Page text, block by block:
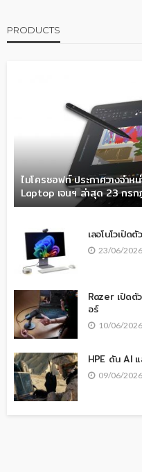
PRODUCTS
ไมโครซอฟท์ ประกาศวางจำ
Laptop เจนฯ ล่าสุด 23 กรก
เลอโนโวเปิด
23/06/2026
Razer เปิดตั
อร์
10/06/2026
HPE ดัน AI
09/06/2026